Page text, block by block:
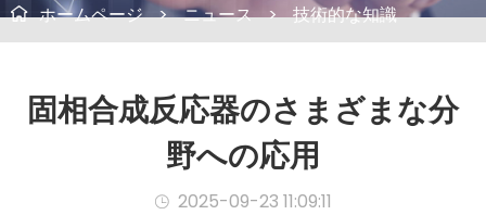
 ホームページ > ニュース > 技術的な知識
固相合成反応器のさまざまな分
野への応用
 2025-09-23 11:09:11